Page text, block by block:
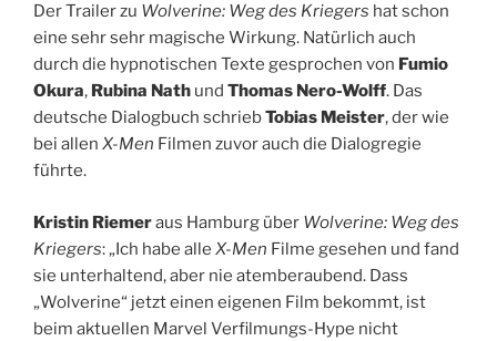
Der Trailer zu Wolverine: Weg des Kriegers hat schon
eine sehr sehr magische Wirkung. Natürlich auch
durch die hypnotischen Texte gesprochen von Fumio
Okura, Rubina Nath und Thomas Nero-Wolff. Das
deutsche Dialogbuch schriebTobias Meister, der wie
bei allen X-Men Filmen zuvor auch die Dialogregie
führte.
Kristin Riemeraus Hamburg über Wolverine: Weg des
Kriegers: „Ich habe alle X-Men Filme gesehen und fand
sie unterhaltend, aber nie atemberaubend. Dass
„Wolverine“ jetzt einen eigenen Film bekommt, ist
beim aktuellen Marvel Verfilmungs-Hype nicht